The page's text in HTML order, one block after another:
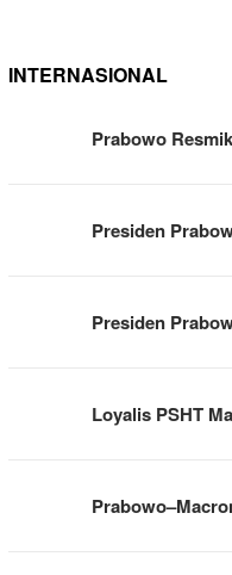
INTERNASIONAL
Prabowo
Presiden
Presiden
Loyalis PSHT